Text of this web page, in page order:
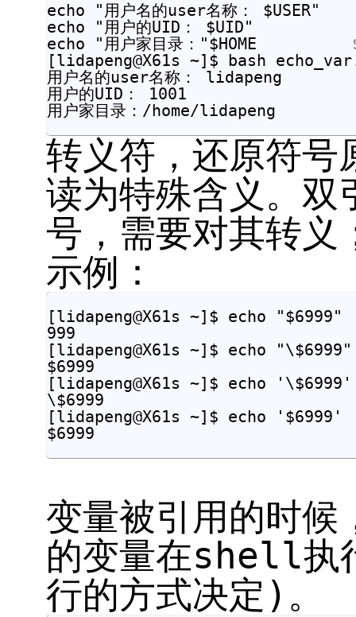
echo "用户名的user名称： $USER"
echo "用户的UID： $UID"
echo "用户家目录："$HOME
[lidapeng@X61s ~]$ bash
用户名的user名称： lidapeng
用户的UID： 1001
转义符，还原符号
读为特殊含义。双
号，需要对其转义
示例：
[lidapeng@X61s ~]$ echo "$6999"
999
[lidapeng@X61s ~]$ echo "\$6999"
$6999
[lidapeng@X61s ~]$ echo '\$6999'
\$6999
[lidapeng@X61s ~]$ echo '$6999'
变量被引用的时候
的变量在shell执
行的方式决定)。